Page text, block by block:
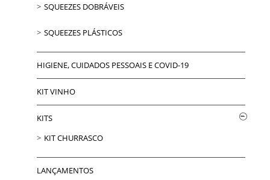
SQUEEZES DOBRÁVEIS
SQUEEZES PLÁSTICOS
HIGIENE, CUIDADOS PESSOAIS E COVID-19
KIT VINHO
KITS
KIT CHURRASCO
LANÇAMENTOS